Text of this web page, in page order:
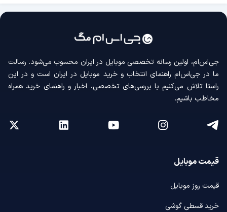
جی‌اس‌ام، اولین رسانه‌ تخصصی موبایل در ایران محسوب می‌شود. رسالت
ما در جی‌اس‌ام راهنمای انتخاب و خرید موبایل در ایران است و در این
راستا تلاش می‌کنیم با بررسی‌های تخصصی، اخبار و راهنمای خرید همراه
مخاطب باشیم.
قیمت موبایل
قیمت روز موبایل
خرید قسطی گوشی